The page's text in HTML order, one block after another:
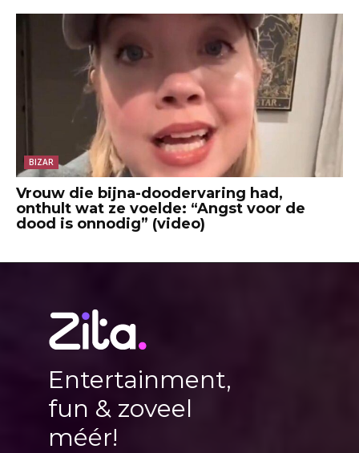
BIZAR
Vrouw die bijna-doodervaring had,
onthult wat ze voelde: “Angst voor de
dood is onnodig” (video)
Entertainment,
fun & zoveel
méér!